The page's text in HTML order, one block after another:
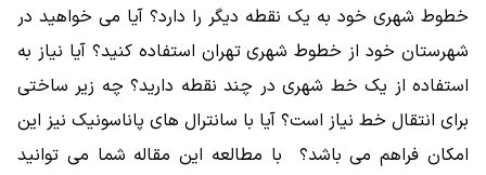
خطوط شهری خود به یک نقطه دیگر را دارد؟ آیا می خواهید در
شهرستان خود از خطوط شهری تهران استفاده کنید؟ آیا نیاز به
استفاده از یک خط شهری در چند نقطه دارید؟ چه زیر ساختی
برای انتقال خط نیاز است؟ آیا با سانترال های پاناسونیک نیز این
امکان فراهم می باشد؟ با مطالعه این مقاله شما می توانید